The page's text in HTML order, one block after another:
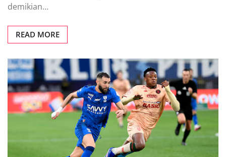
dеmіkіаn…
READ MORE